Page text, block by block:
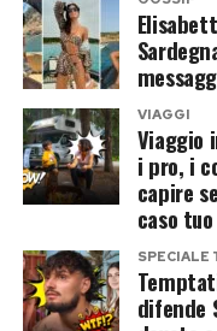
VIAGGI
Viaggio
i pro, i
capire
caso
SPECIALE
difende